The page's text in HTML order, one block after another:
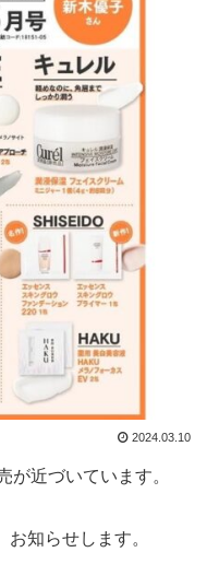
2024.03.10
が近づいています。
知らせします。